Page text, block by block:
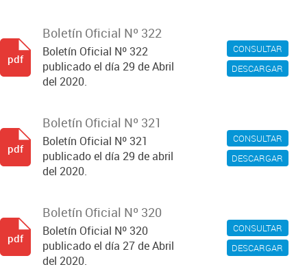
CONSULTAR
DESCARGAR
Boletín Oficial Nº 322
Boletín Oficial Nº 322
publicado el día 29 de Abril
del 2020.
pdf
CONSULTAR
DESCARGAR
Boletín Oficial Nº 321
Boletín Oficial Nº 321
publicado el día 29 de abril
del 2020.
pdf
CONSULTAR
DESCARGAR
Boletín Oficial Nº 320
Boletín Oficial Nº 320
publicado el día 27 de Abril
del 2020.
pdf